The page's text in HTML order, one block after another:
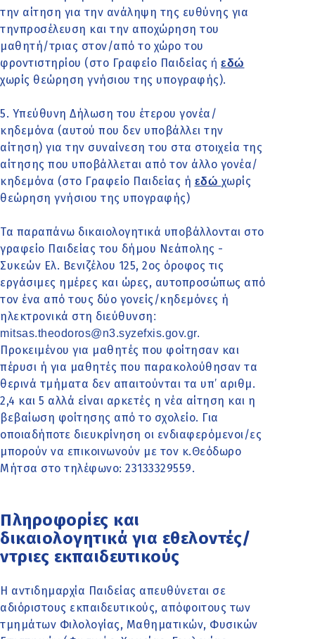
την αίτηση για την ανάληψη της ευθύνης για
τηνπροσέλευση και την αποχώρηση του
μαθητή/τριας στον/από το χώρο του
φροντιστηρίου (στο Γραφείο Παιδείας ή εδώ
χωρίς θεώρηση γνήσιου της υπογραφής).
5. Υπεύθυνη Δήλωση του έτερου γονέα/
κηδεμόνα (αυτού που δεν υποβάλλει την
αίτηση) για την συναίνεση του στα στοιχεία της
αίτησης που υποβάλλεται από τον άλλο γονέα/
κηδεμόνα (στο Γραφείο Παιδείας ή εδώ χωρίς
θεώρηση γνήσιου της υπογραφής)
Τα παραπάνω δικαιολογητικά υποβάλλονται στο
γραφείο Παιδείας του δήμου Νεάπολης -
Συκεών Ελ. Βενιζέλου 125, 2ος όροφος τις
εργάσιμες ημέρες και ώρες, αυτοπροσώπως από
τον ένα από τους δύο γονείς/κηδεμόνες ή
ηλεκτρονικά στη διεύθυνση:
mitsas.theodoros@n3.syzefxis.gov.gr.
Προκειμένου για μαθητές που φοίτησαν και
πέρυσι ή για μαθητές που παρακολούθησαν τα
θερινά τμήματα δεν απαιτούνται τα υπ’ αριθμ.
2,4 και 5 αλλά είναι αρκετές η νέα αίτηση και η
βεβαίωση φοίτησης από το σχολείο. Για
οποιαδήποτε διευκρίνηση οι ενδιαφερόμενοι/ες
μπορούν να επικοινωνούν με τον κ.Θεόδωρο
Μήτσα στο τηλέφωνο: 23133329559.
Πληροφορίες και
δικαιολογητικά για εθελοντές/
ντριες εκπαιδευτικούς
Η αντιδημαρχία Παιδείας απευθύνεται σε
αδιόριστους εκπαιδευτικούς, απόφοιτους των
τμημάτων Φιλολογίας, Μαθηματικών, Φυσικών